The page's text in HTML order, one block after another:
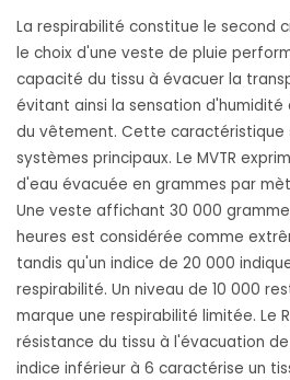
La respirabilité constitue le second
le choix d'une veste de pluie
capacité du tissu à évacuer la
évitant ainsi la sensation
du vêtement. Cette caractéristique
systèmes principaux. Le MVTR
d'eau évacuée en grammes par
Une veste affichant 30 000
heures est considérée comme
tandis qu'un indice de 20 000
respirabilité. Un niveau de 10 000
marque une respirabilité limitée. Le
résistance du tissu à l'évacuation
indice inférieur à 6 caractérise un